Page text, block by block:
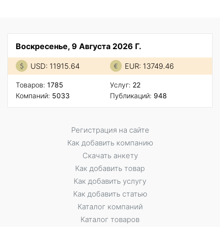
Воскресенье, 9 Августа 2026 Г.
USD: 11915.64 EUR: 13749.46
Товаров: 1785
Компаний: 5033
Услуг: 22
Публикаций: 948
Регистрация на сайте
Как добавить компанию
Скачать анкету
Как добавить товар
Как добавить услугу
Как добавить статью
Каталог компаний
Каталог товаров